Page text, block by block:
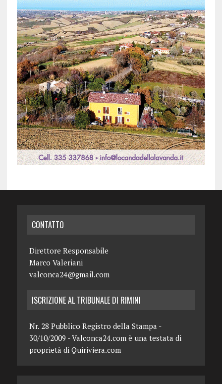
CONTATTO
Direttore Responsabile
Marco Valeriani
valconca24@gmail.com
ISCRIZIONE AL TRIBUNALE DI RIMINI
Nr. 28 Pubblico Registro della Stampa -
30/10/2009 - Valconca24.com è una testata di
proprietà di Quiriviera.com